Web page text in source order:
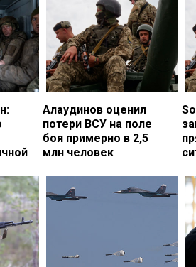
Алаудинов оценил
потери ВСУ на поле
боя примерно в 2,5
млн человек